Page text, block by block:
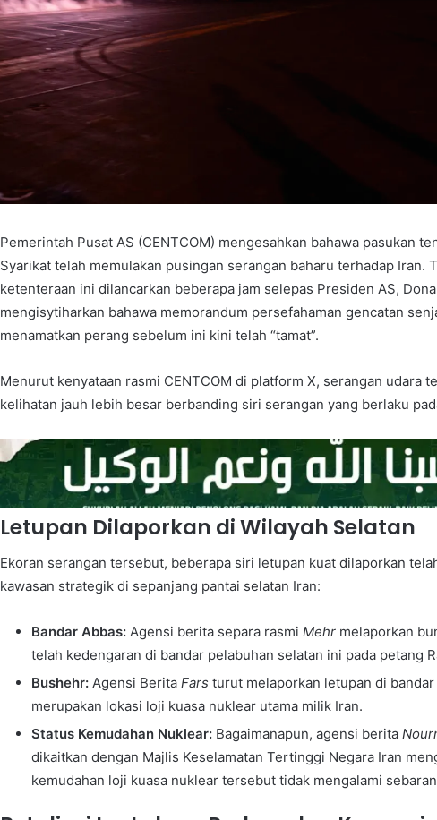
Pemerintah Pusat AS (CENTCOM) mengesahkan bahawa pasukan
Syarikat telah memulakan pusingan serangan baharu terhadap Iran.
ketenteraan ini dilancarkan beberapa jam selepas Presiden AS,
mengisytiharkan bahawa memorandum persefahaman gencatan
menamatkan perang sebelum ini kini telah “tamat”.
Menurut kenyataan rasmi CENTCOM di platform X, serangan udara
kelihatan jauh lebih besar berbanding siri serangan yang berlaku
Letupan Dilaporkan di Wilayah Selatan
Ekoran serangan tersebut, beberapa siri letupan kuat dilaporkan
kawasan strategik di sepanjang pantai selatan Iran:
Bandar Abbas: Agensi berita separa rasmi Mehr melaporkan
telah kedengaran di bandar pelabuhan selatan ini pada petang
Bushehr: Agensi Berita Fars turut melaporkan letupan di bandar
merupakan lokasi loji kuasa nuklear utama milik Iran.
Status Kemudahan Nuklear: Bagaimanapun, agensi berita
dikaitkan dengan Majlis Keselamatan Tertinggi Negara Iran
kemudahan loji kuasa nuklear tersebut tidak mengalami